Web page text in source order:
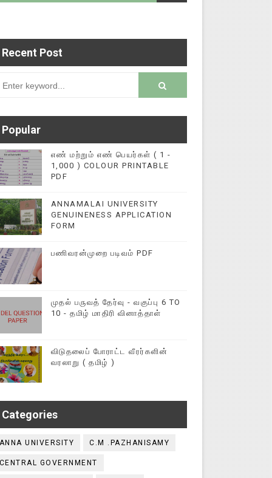
மின்னல் கல்விச் செய்தி இணையதளத்தில்
Recent Post
Popular
எண் மற்றும் எண் பெயர்கள் ( 1 -
1,000 ) COLOUR PRINTABLE
PDF
ANNAMALAI UNIVERSITY
GENUINENESS APPLICATION
FORM
பணிவரன்முறை படிவம் PDF
முதல் பருவத் தேர்வு - வகுப்பு 6 TO
10 - தமிழ் மாதிரி வினாத்தாள்
விடுதலைப் போராட்ட வீரர்களின்
வரலாறு ( தமிழ் )
Categories
UNIVERSITY C.M .PAZHANISAMY
GOVERNMENT